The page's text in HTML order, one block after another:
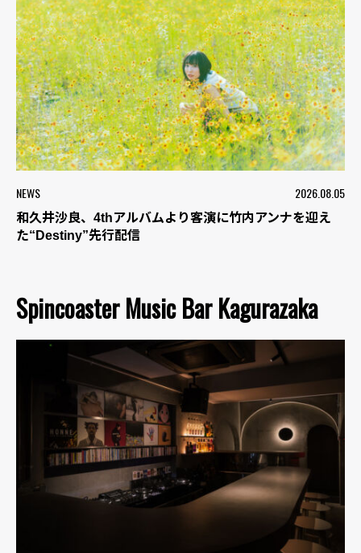
NEWS 2026.08.05
和久井沙良、4thアルバムより客演に竹内アンナを迎え
た“Destiny”先行配信
Spincoaster Music Bar Kagurazaka